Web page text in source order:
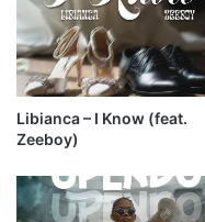
Libianca – I Know (feat.
Zeeboy)